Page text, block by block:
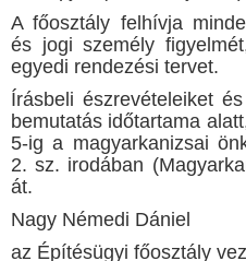
A főosztály felhívja
és jogi személy
egyedi rendezési tervet.
Írásbeli észrevételeiket
bemutatás időtartama
5-ig a magyarkanizsai
2. sz. irodában
át.
Nagy Némedi Dániel
az Építésügyi főosztály